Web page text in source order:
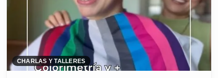
CHARLAS Y TALLERES